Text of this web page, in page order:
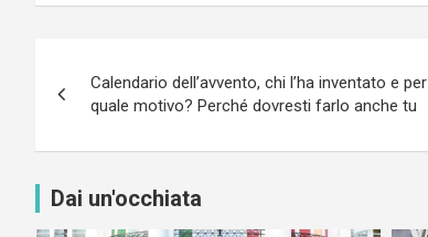
articoli
Calendario dell’avvento, chi l’ha inventato e per
quale motivo? Perché dovresti farlo anche tu
Dai un'occhiata